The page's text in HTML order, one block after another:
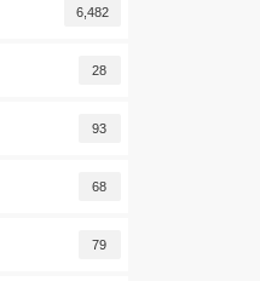
6,482
28
93
68
79